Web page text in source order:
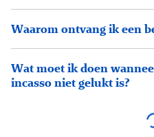
Waarom ontvang ik een
Wat moet ik doen
incasso niet gelukt is?